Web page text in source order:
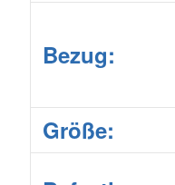
Bezug:
Größe: